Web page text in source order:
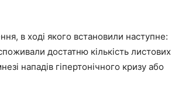
в ході якого встановили наступне:
достатню кількість листових
нападів гіпертонічного кризу або